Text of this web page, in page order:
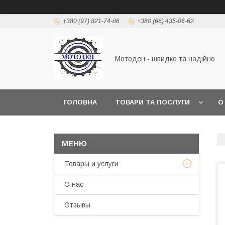
+380 (97) 821-74-86 +380 (66) 435-06-62
Мотоден - швидко та надійно
ГОЛОВНА ТОВАРИ ТА ПОСЛУГИ О
Товары и услуги
О нас
Отзывы